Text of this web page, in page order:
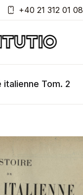
+40 21 312 01 08
Tom. 2